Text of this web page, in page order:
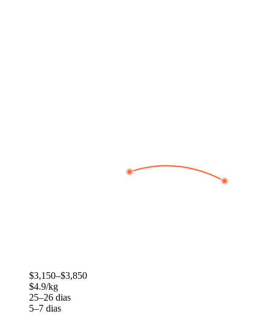
$3,150–$3,850
$4.9/kg
25–26 dias
5–7 dias